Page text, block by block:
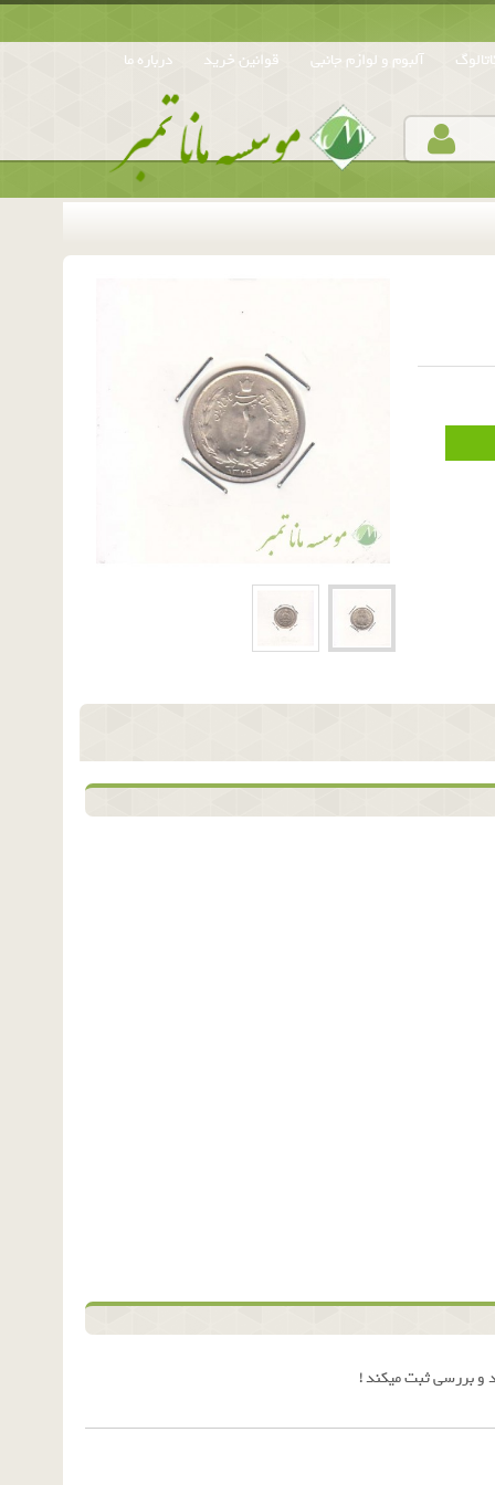
آلبوم و لوازم جانبی قوانین خرید درباره ما
و بررسی ثبت میکند !